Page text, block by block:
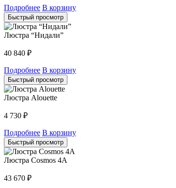
Подробнее В корзину
Быстрый просмотр
Люстра “Нидали”
40 840 ₽
Подробнее В корзину
Быстрый просмотр
Люстра Alouette
4 730 ₽
Подробнее В корзину
Быстрый просмотр
Люстра Cosmos 4A
43 670 ₽